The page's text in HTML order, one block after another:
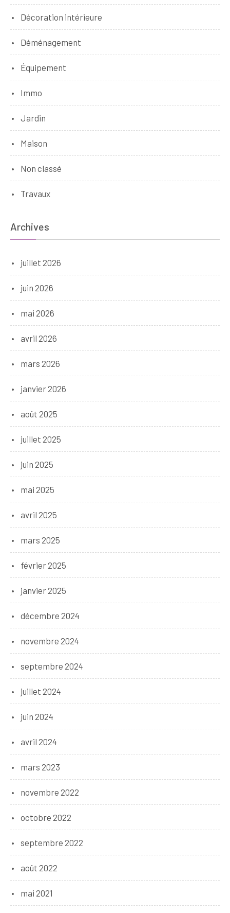
Décoration intérieure
Déménagement
Équipement
Immo
Jardin
Maison
Non classé
Travaux
Archives
juillet 2026
juin 2026
mai 2026
avril 2026
mars 2026
janvier 2026
août 2025
juillet 2025
juin 2025
mai 2025
avril 2025
mars 2025
février 2025
janvier 2025
décembre 2024
novembre 2024
septembre 2024
juillet 2024
juin 2024
avril 2024
mars 2023
novembre 2022
octobre 2022
septembre 2022
août 2022
mai 2021